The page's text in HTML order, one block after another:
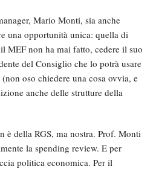
Mario Monti, sia anche
una opportunità unica: quella di
MEF non ha mai fatto, cedere il suo
del Consiglio che lo potrà usare
oso chiedere una cosa ovvia, e
anche delle strutture della
è della RGS, ma nostra. Prof. Monti
la spending review. E per
politica economica. Per il